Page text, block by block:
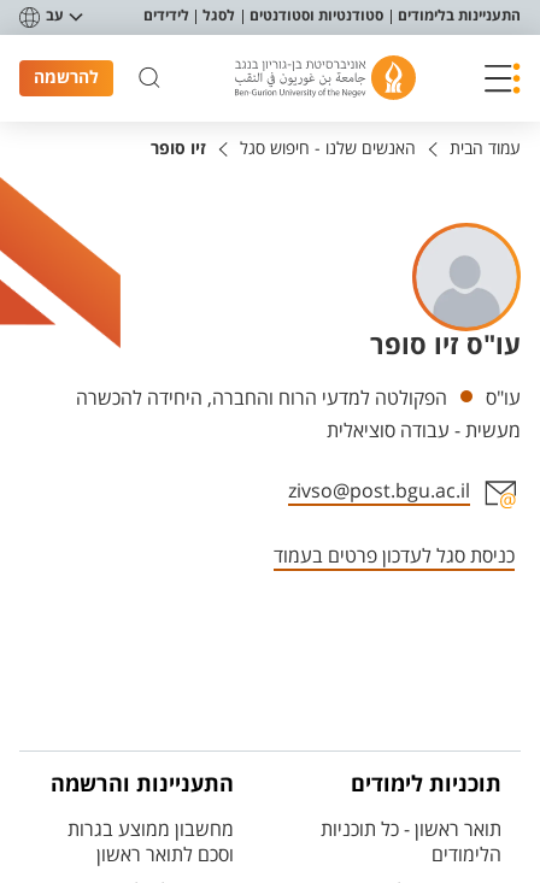
תפריט נגישות
התעניינות בלימודים סטודנטיות וסטודנטים לסגל לידידים עב
להרשמה
עמוד הבית האנשים שלנו - חיפוש סגל זיו סופר
עו"ס זיו סופר
יחידות
עו"ס
הפקולטה למדעי הרוח והחברה, היחידה להכשרה
מעשית - עבודה סוציאלית
zivso@post.bgu.ac.il
כניסת סגל לעדכון פרטים בעמוד
תוכניות לימודים
תואר ראשון - כל תוכניות
הלימודים
התעניינות והרשמה
מחשבון ממוצע בגרות
וסכם לתואר ראשון